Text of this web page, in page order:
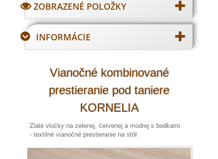
ZOBRAZENÉ POLOŽKY
INFORMÁCIE
Vianočné kombinované
prestieranie pod taniere
KORNELIA
Zlaté vločky na zelenej, červenej a modrej s bodkami
- textilné vianočné prestieranie na stôl